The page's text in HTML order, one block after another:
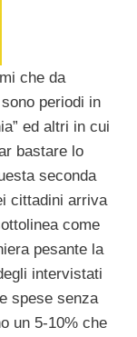
che da
periodi in
ed altri in cui
bastare lo
seconda
cittadini arriva
come
pesante la
intervistati
spese senza
un 5-10% che